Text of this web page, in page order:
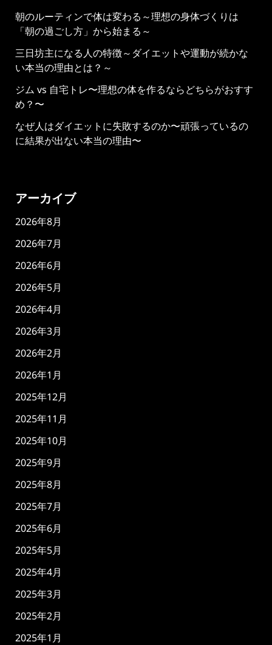
朝のルーティンで体は変わる～理想の身体づくりは
「朝の過ごし方」から始まる～
三日坊主になる人の特徴～ダイエットや運動が続かな
い本当の理由とは？～
ジム vs 自宅トレ〜理想の体を作るならどちらがおすす
め？〜
なぜ人はダイエットに失敗するのか〜頑張っているの
に結果が出ない本当の理由〜
アーカイブ
2026年8月
2026年7月
2026年6月
2026年5月
2026年4月
2026年3月
2026年2月
2026年1月
2025年12月
2025年11月
2025年10月
2025年9月
2025年8月
2025年7月
2025年6月
2025年5月
2025年4月
2025年3月
2025年2月
2025年1月